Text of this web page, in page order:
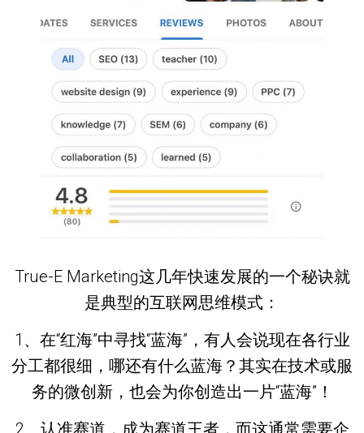
True-E Marketing这几年快速发展的一个秘诀就
是典型的互联网思维模式：
1、在“红海”中寻找“蓝海”，有人会说现在各行业
分工都很细，哪还有什么蓝海？其实在技术或服
务的微创新，也会为你创造出一片“蓝海”！